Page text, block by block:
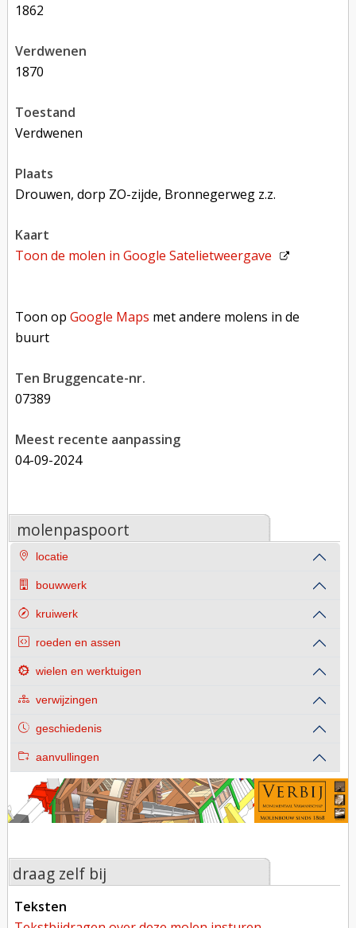
1862
verdwenen
1870
toestand
verdwenen
plaats
Drouwen, dorp ZO-zijde, Bronnegerweg z.z.
kaart
Toon de molen inGoogle Satelietweergave
Toon opGoogle Maps met andere molens in de
buurt
Ten Bruggencate-nr.
07389
Meest recente aanpassing
04-09-2024
molenpaspoort
locatie
bouwwerk
kruiwerk
roeden en assen
wielen en werktuigen
verwijzingen
geschiedenis
aanvullingen
draag zelf bij
teksten